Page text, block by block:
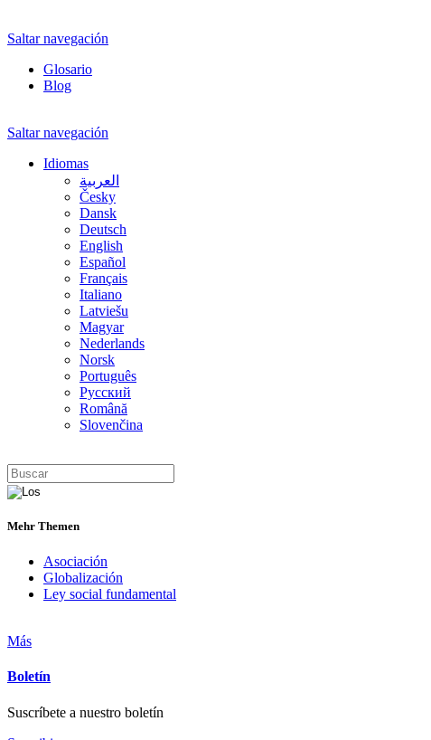
Saltar navegación
Glosario
Blog
Saltar navegación
Idiomas
العربية
Česky
Dansk
Deutsch
English
Español
Français
Italiano
Latviešu
Magyar
Nederlands
Norsk
Português
Русский
Română
Slovenčina
Mehr Themen
Asociación
Globalización
Ley social fundamental
Más
Boletín
Suscríbete a nuestro boletín